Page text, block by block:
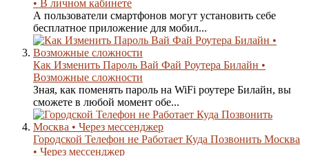
• В личном кабинете
А пользователи смартфонов могут установить себе
бесплатное приложение для мобил...
Как Изменить Пароль Вай Фай Роутера Билайн •
Возможные сложности
Зная, как поменять пароль на WiFi роутере Билайн, вы
сможете в любой момент обе...
Городской Телефон не Работает Куда Позвонить Москва
• Через мессенджер